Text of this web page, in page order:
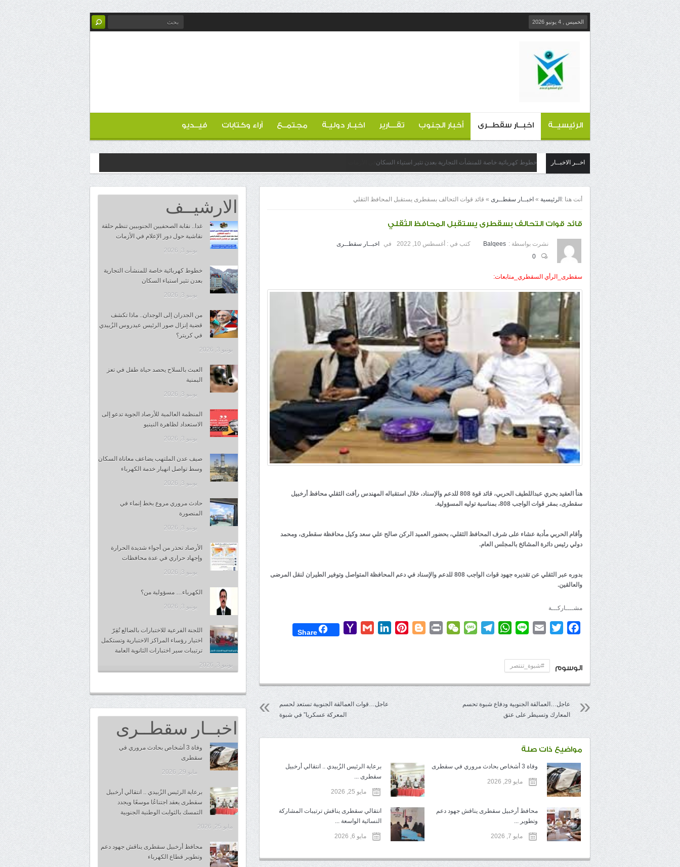
الخميس , 4 يونيو 2026
الرئيسيــة اخبــار سقطــرى أخبار الجنوب تقـــارير اخبـار دوليـة مجتمــع آراء وكتابات فيــديو
اخــر الاخبــار خطوط كهربائية خاصة للمنشأت التجارية بعدن تثير استياء السكان
أنت هنا : الرئيسية » اخبــار سقطــرى » قائد قوات التحالف بسقطرى يستقبل المحافظ الثقلي
قائد قوات التحالف بسقطرى يستقبل المحافظ الثقلي
نشرت بواسطة : Balqees كتب في : أغسطس 10, 2022 في
اخبــار سقطــرى
0
سقطرى_الرأي السقطري_متابعات:
هنأ العقيد بحري عبداللطيف الحربي، قائد قوة 808 للدعم والإسناد، خلال استقباله المهندس رأفت الثقلي محافظ أرخبيل
سقطرى، بمقر قوات الواجب 808، بمناسبة توليه المسؤولية.
وأقام الحربي مأدبة عشاء على شرف المحافظ الثقلي، بحضور العميد الركن صالح علي سعد وكيل محافظة سقطرى، ومحمد
دولي رئيس دائرة المشائخ بالمجلس العام.
بدوره عبر الثقلي عن تقديره جهود قوات الواجب 808 للدعم والإسناد في دعم المحافظة المتواصل وتوفير الطيران لنقل المرضى
والعالقين.
مشــــاركـــة
Facebook
Twitter
Email
Line
WhatsApp
Telegram
Message
WeChat
Print
Blogger
Pinterest
LinkedIn
Gmail
Yahoo
Share
الوسوم #شبوة_تنتصر
عاجل…قوات العمالقة الجنوبية تستعد لحسم
المعركة عسكريا” في شبوة
عاجل…العمالقة الجنوبية ودفاع شبوة تحسم
المعارك وتسيطر على عتق
مواضيع ذات صلة
وفاة 3 أشخاص بحادث مروري في سقطرى
مايو 29, 2026
برعاية الرئيس الزُبيدي .. انتقالي أرخبيل
سقطرى ...
مايو 25, 2026
محافظ أرخبيل سقطرى يناقش جهود دعم
وتطوير ...
مايو 7, 2026
انتقالي سقطرى يناقش ترتيبات المشاركة
النسائية الواسعة ...
مايو 6, 2026
الارشيــف
غدا.. نقابة الصحفيين الجنوبيين تنظم حلقة
نقاشية حول دور الإعلام في الأزمات
يونيو 3, 2026
خطوط كهربائية خاصة للمنشأت التجارية
بعدن تثير استياء السكان
يونيو 3, 2026
من الجدران إلى الوجدان.. ماذا تكشف
قضية إنزال صور الرئيس عيدروس الزُبيدي
في كريتر؟
يونيو 3, 2026
العبث بالسلاح يحصد حياة طفل في تعز
اليمنية
يونيو 3, 2026
المنظمة العالمية للأرصاد الجوية تدعو إلى
الاستعداد لظاهرة النينيو
يونيو 3, 2026
صيف عدن الملتهب يضاعف معاناة السكان
وسط تواصل انهيار خدمة الكهرباء
يونيو 3, 2026
حادث مروري مروع بخط إنماء في
المنصورة
يونيو 3, 2026
الأرصاد تحذر من أجواء شديدة الحرارة
وإجهاد حراري في عدة محافظات
يونيو 3, 2026
الكهرباء… مسؤولية من؟
يونيو 3, 2026
اللجنة الفرعية للاختبارات بالضالع تُقِرّ
اختيار رؤساء المراكز الاختبارية وتستكمل
ترتيبات سير اختبارات الثانوية العامة
يونيو 3, 2026
اخبــار سقطــرى
وفاة 3 أشخاص بحادث مروري في
سقطرى
مايو 29, 2026
برعاية الرئيس الزُبيدي .. انتقالي أرخبيل
سقطرى يعقد اجتناعُا موسعًا ويجدد
التمسك بالثوابت الوطنية الجنوبية
مايو 25, 2026
محافظ أرخبيل سقطرى يناقش جهود دعم
وتطوير قطاع الكهرباء